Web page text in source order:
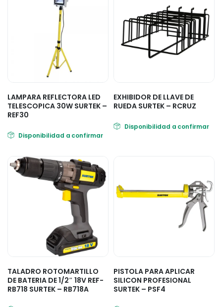
LAMPARA REFLECTORA LED
TELESCOPICA 30W SURTEK –
REF30
Disponibilidad a confirmar
EXHIBIDOR DE LLAVE DE
RUEDA SURTEK – RCRUZ
Disponibilidad a confirmar
TALADRO ROTOMARTILLO
DE BATERIA DE 1/2″ 18V REF-
RB718 SURTEK – RB718A
PISTOLA PARA APLICAR
SILICON PROFESIONAL
SURTEK – PSF4